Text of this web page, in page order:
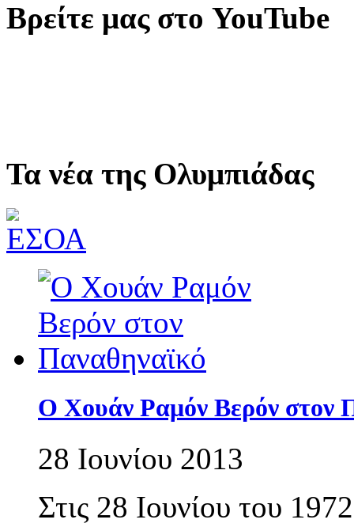
Βρείτε μας στο YouTube
Τα νέα της Ολυμπιάδας
Ο Χουάν Ραμόν Βερόν στον
28 Ιουνίου 2013
Στις 28 Ιουνίου του